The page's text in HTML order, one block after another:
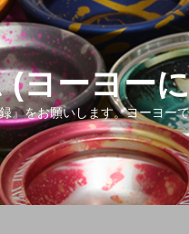
ヨーヨー
をお願いします。ヨーヨー